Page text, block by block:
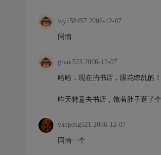
wy158457 2006-12-07
同情
grant523 2006-12-07
哈哈，现在的书店，眼花缭乱的
昨天特意去书店，饿着肚子逛了
yanpeng521 2006-12-07
同情一个